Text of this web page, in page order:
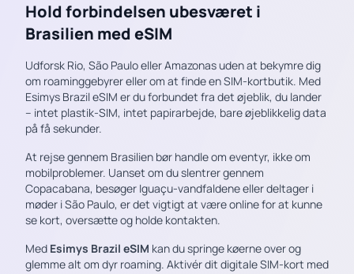
Hold forbindelsen ubesværet i
Brasilien med eSIM
Udforsk Rio, São Paulo eller Amazonas uden at bekymre dig
om roaminggebyrer eller om at finde en SIM-kortbutik. Med
Esimys Brazil eSIM er du forbundet fra det øjeblik, du lander
– intet plastik-SIM, intet papirarbejde, bare øjeblikkelig data
på få sekunder.
At rejse gennem Brasilien bør handle om eventyr, ikke om
mobilproblemer. Uanset om du slentrer gennem
Copacabana, besøger Iguaçu-vandfaldene eller deltager i
møder i São Paulo, er det vigtigt at være online for at kunne
se kort, oversætte og holde kontakten.
Med Esimys Brazil eSIM kan du springe køerne over og
glemme alt om dyr roaming. Aktivér dit digitale SIM-kort med